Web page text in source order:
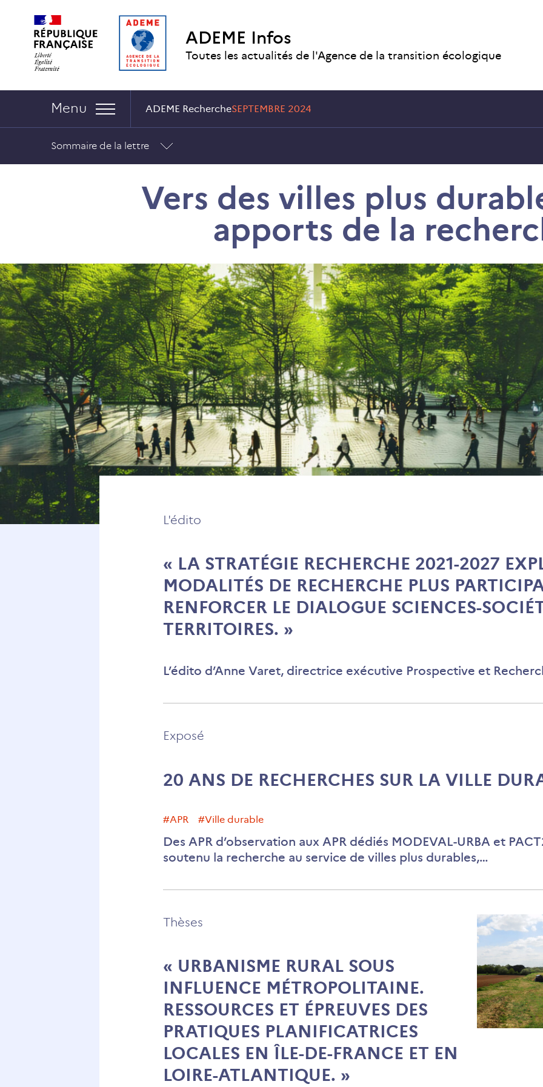
contenu
menu
cookies
ADEME Infos
Toutes les actualités de l'Agence de la transition écologique
Navigation :
Menu ADEME RechercheSEPTEMBRE 2024
Sommaire de la lettre
Vers des villes plus
apports de la
« LA STRATÉGIE RECHERCHE 2021-2027
MODALITÉS DE RECHERCHE PLUS
RENFORCER LE DIALOGUE SCIENCES-
TERRITOIRES. »
L'édito
L’édito d’Anne Varet, directrice exécutive Prospective et
20 ANS DE RECHERCHES SUR LA VILLE
Exposé
#APR #ville durable
Des APR d’observation aux APR dédiés MODEVAL-URBA et
soutenu la recherche au service de villes plus durables,…
« URBANISME RURAL SOUS
INFLUENCE MÉTROPOLITAINE.
RESSOURCES ET ÉPREUVES DES
PRATIQUES PLANIFICATRICES
LOCALES EN ÎLE-DE-FRANCE ET EN
LOIRE-ATLANTIQUE. »
Thèses